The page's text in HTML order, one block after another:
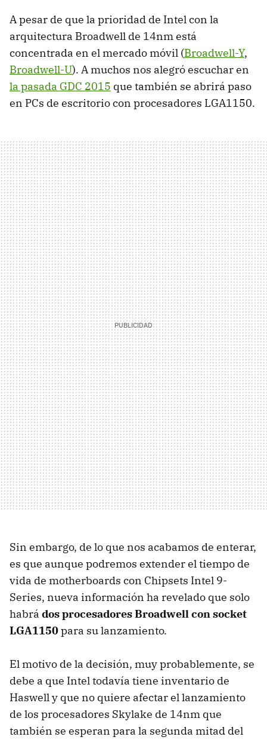
A pesar de que la prioridad de Intel con la
arquitectura Broadwell de 14nm está
concentrada en el mercado móvil (Broadwell-Y,
Broadwell-U). A muchos nos alegró escuchar en
la pasada GDC 2015 que también se abrirá paso
en PCs de escritorio con procesadores LGA1150.
Sin embargo, de lo que nos acabamos de enterar,
es que aunque podremos extender el tiempo de
vida de motherboards con Chipsets Intel 9-
Series, nueva información ha revelado que solo
habrá dos procesadores Broadwell con socket
LGA1150para su lanzamiento.
El motivo de la decisión, muy probablemente, se
debe a que Intel todavía tiene inventario de
Haswell y que no quiere afectar el lanzamiento
de los procesadores Skylake de 14nm que
también se esperan para la segunda mitad del